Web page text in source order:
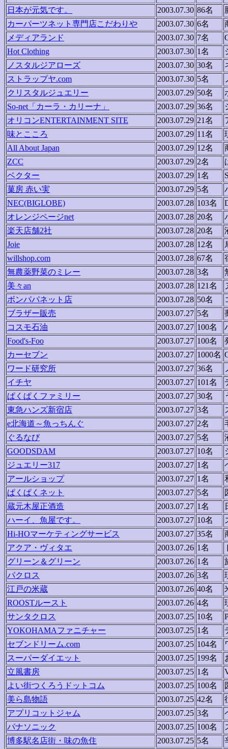
日本が元気です。
2003.07.30 86名
カーパーツネット専門店こだわりや
2003.07.30 6名
メディアランド
2003.07.30 7名
Hot Clothing
2003.07.30 1名
ノスタルジアローズ
2003.07.30 30名
ストラップヤ.com
2003.07.30 5名
クリスタルジュエリー
2003.07.29 50名
So-net「カーラ・カリーナ」
2003.07.29 36名
オリコンENTERTAINMENT SITE
2003.07.29 21名
味とこころ
2003.07.29 11名
All About Japan
2003.07.29 12名
ZCC
2003.07.29 2名
ベクター
2003.07.29 1名
菓房 赤い実
2003.07.29 5名
NEC(BIGLOBE)
2003.07.28 103名
オレンジページnet
2003.07.28 20名
楽天店舗2社
2003.07.28 20名
Joie
2003.07.28 12名
willshop.com
2003.07.28 67名
無農薬野菜のミレー
2003.07.28 3名
美々an
2003.07.28 121名
ボンパパネット店
2003.07.28 50名
ブラザー販売
2003.07.27 5名
コスモ石油
2003.07.27 100名
Food's-Foo
2003.07.27 100名
カーセブン
2003.07.27 1000名
ワード研究所
2003.07.27 36名
イチヤ
2003.07.27 101名
ぱくぱくファミリー
2003.07.27 30名
東急ハンズ新宿店
2003.07.27 3名
e北海道～魚っちんぐ
2003.07.27 2名
ぐるなび
2003.07.27 5名
GOODSDAM
2003.07.27 10名
ジュエリー317
2003.07.27 1名
アールショップ
2003.07.27 1名
ぱくぱくネット
2003.07.27 5名
蔵元木屋正酒造
2003.07.27 1名
ハーイ、魚屋です。
2003.07.27 10名
Hi-HOマーケティングサービス
2003.07.27 35名
アクア・ヴィタエ
2003.07.26 1名
グリーン＆グリーン
2003.07.26 1名
パクロス
2003.07.26 3名
江戸の米蔵
2003.07.26 40名
ROOSTルースト
2003.07.26 4名
サンタクロス
2003.07.25 10名
YOKOHAMAファニチャー
2003.07.25 1名
セブンドリーム.com
2003.07.25 104名
スーパーダイエット
2003.07.25 199名
立風書房
2003.07.25 1名
よい街つくろうドットコム
2003.07.25 100名
美ら島物語
2003.07.25 42名
アプリコットジャム
2003.07.25 3名
パナソニック
2003.07.25 100名
博多駅名店街・味の魚住
2003.07.25 5名